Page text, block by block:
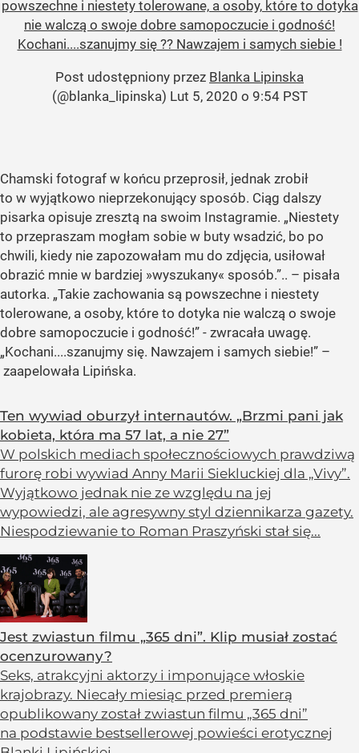
powszechne i niestety tolerowane, a osoby, które to dotyka
nie walczą o swoje dobre samopoczucie i godność!
Kochani....szanujmy się ?? Nawzajem i samych siebie !
Post udostępniony przez Blanka Lipinska
(@blanka_lipinska) Lut 5, 2020 o 9:54 PST
Chamski fotograf w końcu przeprosił, jednak zrobił
to w wyjątkowo nieprzekonujący sposób. Ciąg dalszy
pisarka opisuje zresztą na swoim Instagramie. „Niestety
to przepraszam mogłam sobie w buty wsadzić, bo po
chwili, kiedy nie zapozowałam mu do zdjęcia, usiłował
obrazić mnie w bardziej »wyszukany« sposób.”.. – pisała
autorka. „Takie zachowania są powszechne i niestety
tolerowane, a osoby, które to dotyka nie walczą o swoje
dobre samopoczucie i godność!” - zwracała uwagę.
„Kochani....szanujmy się. Nawzajem i samych siebie!” –
zaapelowała Lipińska.
Ten wywiad oburzył internautów. „Brzmi pani jak
kobieta, która ma 57 lat, a nie 27”
W polskich mediach społecznościowych prawdziwą
furorę robi wywiad Anny Marii Siekluckiej dla „Vivy”.
Wyjątkowo jednak nie ze względu na jej
wypowiedzi, ale agresywny styl dziennikarza gazety.
Niespodziewanie to Roman Praszyński stał się...
Jest zwiastun filmu „365 dni”. Klip musiał zostać
ocenzurowany?
Seks, atrakcyjni aktorzy i imponujące włoskie
krajobrazy. Niecały miesiąc przed premierą
opublikowany został zwiastun filmu „365 dni”
na podstawie bestsellerowej powieści erotycznej